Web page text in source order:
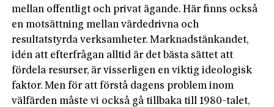
mellan offentligt och privat ägande. Här finns också
en motsättning mellan värdedrivna och
resultatstyrda verksamheter. Marknadstänkandet,
idén att efterfrågan alltid är det bästa sättet att
fördela resurser, är visserligen en viktig ideologisk
faktor. Men för att förstå dagens problem inom
välfärden måste vi också gå tillbaka till 1980-talet,